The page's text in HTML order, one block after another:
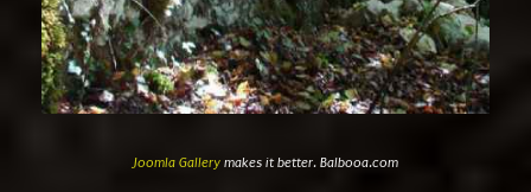
Joomla Gallerymakes it better. Balbooa.com